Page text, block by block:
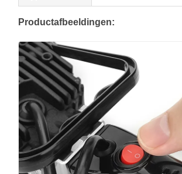
Productafbeeldingen: